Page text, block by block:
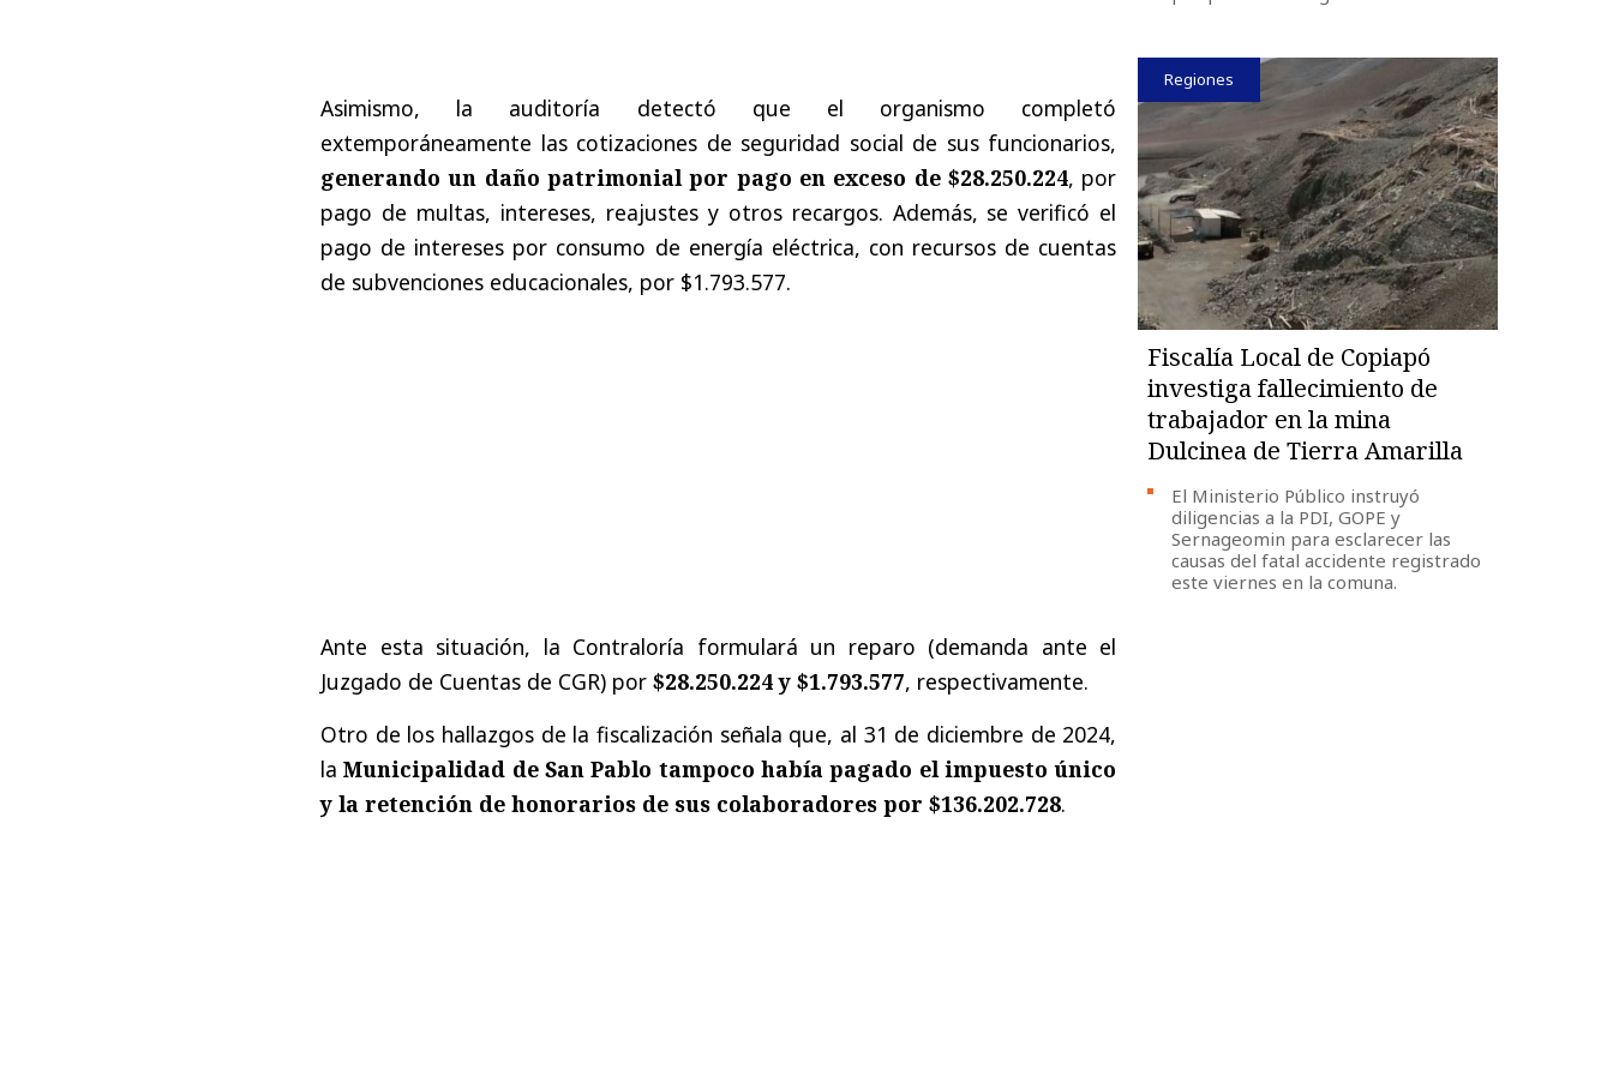
Asimismo, la auditoría detectó que el organismo completó
extemporáneamente las cotizaciones de seguridad social de sus funcionarios,
generando un daño patrimonial por pago en exceso de $28.250.224, por
pago de multas, intereses, reajustes y otros recargos. Además, se verificó el
pago de intereses por consumo de energía eléctrica, con recursos de cuentas
de subvenciones educacionales, por $1.793.577.
Ante esta situación, la Contraloría formulará un reparo (demanda ante el
Juzgado de Cuentas de CGR) por $28.250.224 y $1.793.577, respectivamente.
Otro de los hallazgos de la fiscalización señala que, al 31 de diciembre de 2024,
laMunicipalidad de San Pablo tampoco había pagado el impuesto único
y la retención de honorarios de sus colaboradores por $136.202.728.
Regiones
Fiscalía Local de Copiapó
investiga fallecimiento de
trabajador en la mina
Dulcinea de Tierra Amarilla
El Ministerio Público instruyó
diligencias a la PDI, GOPE y
Sernageomin para esclarecer las
causas del fatal accidente registrado
este viernes en la comuna.